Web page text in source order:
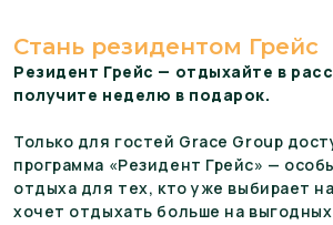
Стань резидентом Грейс
Резидент Грейс — отдыхайте в
получите неделю в подарок.
Только для гостей Grace Group
программа «Резидент Грейс» —
отдыха для тех, кто уже выбирает
хочет отдыхать больше на